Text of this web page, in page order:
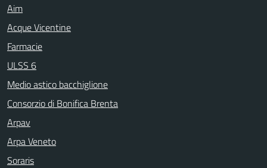
Aim
Acque Vicentine
Farmacie
ULSS 6
Medio astico bacchiglione
Consorzio di Bonifica Brenta
Arpav
Arpa Veneto
Soraris